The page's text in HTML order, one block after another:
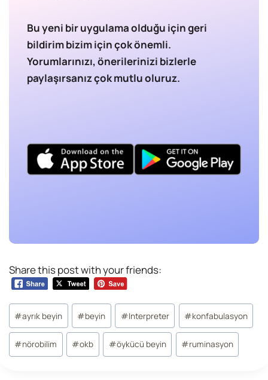
Bu yeni bir uygulama olduğu için geri
bildirim bizim için çok önemli.
Yorumlarınızı, önerilerinizi bizlerle
paylaşırsanız çok mutlu oluruz.
Share this post with your friends:
Post
Tags:
#ayrık beyin #beyin #Interpreter #konfabulasyon
#nörobilim #okb #öykücü beyin #ruminasyon